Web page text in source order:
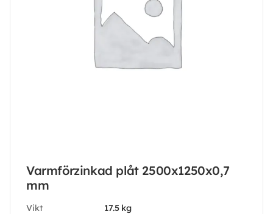
Varmförzinkad plåt 2500x1250x0,7
mm
Vikt
17.5 kg